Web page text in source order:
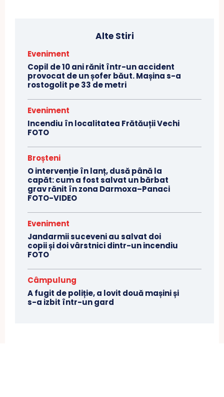
Alte Stiri
Eveniment
Copil de 10 ani rănit într-un accident
provocat de un șofer băut. Mașina s-a
rostogolit pe 33 de metri
Eveniment
Incendiu în localitatea Frătăuții Vechi
FOTO
Broșteni
O intervenție în lanț, dusă până la
capăt: cum a fost salvat un bărbat
grav rănit în zona Darmoxa–Panaci
FOTO-VIDEO
Eveniment
Jandarmii suceveni au salvat doi
copii și doi vârstnici dintr-un incendiu
FOTO
Câmpulung
A fugit de poliție, a lovit două mașini și
s-a izbit într-un gard